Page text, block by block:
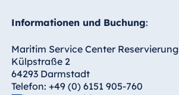
Informationen und Buchung:
Maritim Service Center Reservierung
Külpstraße 2
64293 Darmstadt
Telefon: +49 (0) 6151 905-760